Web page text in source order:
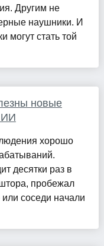
Другим не
наушники. И
могут стать той
новые
ИИ
хорошо
десятки раз в
пробежал
соседи начали